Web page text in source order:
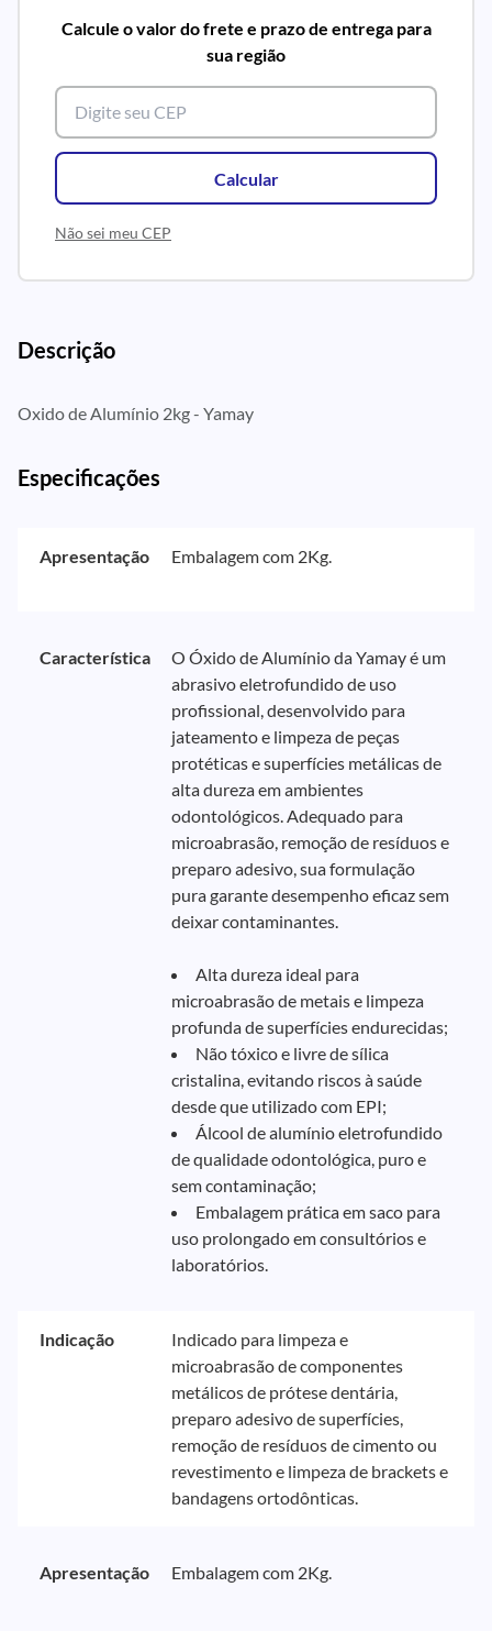
Calcule o valor do frete e prazo de entrega para
sua região
Calcular
Não sei meu CEP
Descrição
Oxido de Alumínio 2kg - Yamay
Especificações
Apresentação Embalagem com 2Kg.
Característica
O Óxido de Alumínio da Yamay é um
abrasivo eletrofundido de uso
profissional, desenvolvido para
jateamento e limpeza de peças
protéticas e superfícies metálicas de
alta dureza em ambientes
odontológicos. Adequado para
microabrasão, remoção de resíduos e
preparo adesivo, sua formulação
pura garante desempenho eficaz sem
deixar contaminantes.
Alta dureza ideal para
microabrasão de metais e limpeza
profunda de superfícies endurecidas;
Não tóxico e livre de sílica
cristalina, evitando riscos à saúde
desde que utilizado com EPI;
Álcool de alumínio eletrofundido
de qualidade odontológica, puro e
sem contaminação;
Embalagem prática em saco para
uso prolongado em consultórios e
laboratórios.
Indicação
Indicado para limpeza e
microabrasão de componentes
metálicos de prótese dentária,
preparo adesivo de superfícies,
remoção de resíduos de cimento ou
revestimento e limpeza de brackets e
bandagens ortodônticas.
Apresentação Embalagem com 2Kg.